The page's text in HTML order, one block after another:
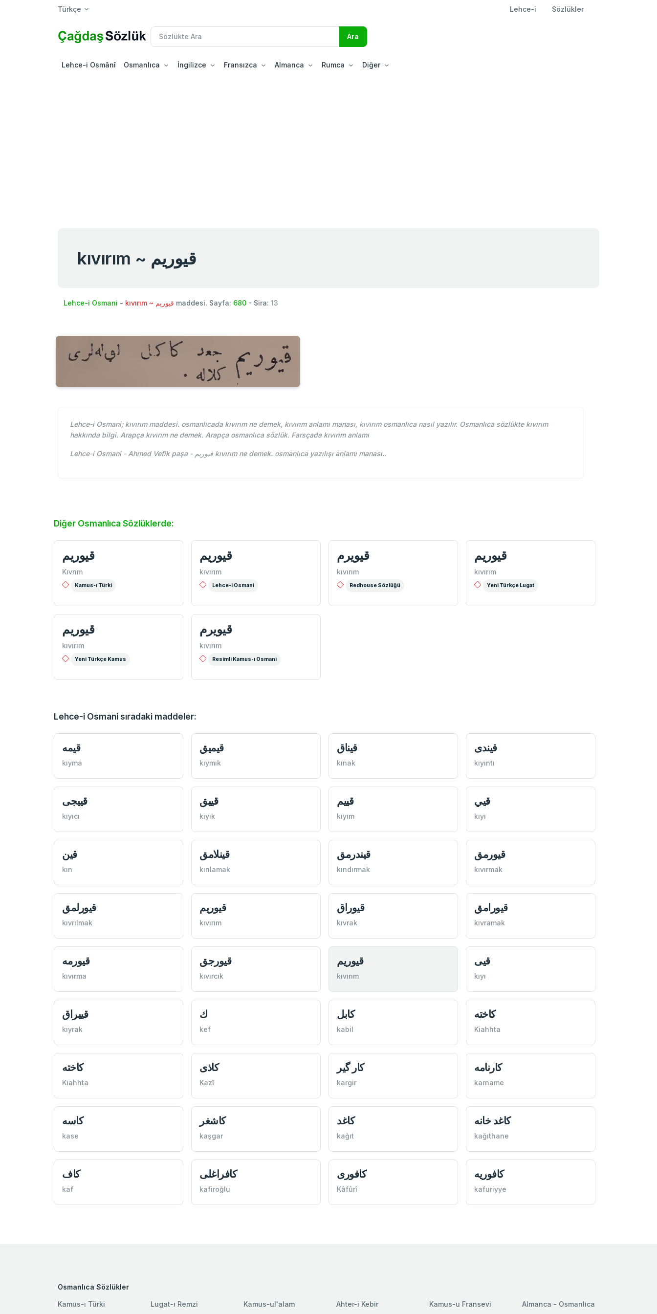
Türkçe Lehce-i Sözlükler
Lehce-i Osmânî Osmanlıca İngilizce Fransızca Almanca Rumca Diğer
kıvırım ~ قيوريم
Lehce-i Osmani - kıvırım ~ قيوريم maddesi. Sayfa: 680 - Sira: 13
Lehce-i Osmani; kıvırım maddesi. osmanlıcada kıvırım ne demek, kıvırım anlamı manası, kıvırım osmanlıca nasıl yazılır. Osmanlıca sözlükte kıvırım
hakkında bilgi. Arapça kıvırım ne demek. Arapça osmanlıca sözlük. Farsçada kıvırım anlamı
Lehce-i Osmani - Ahmed Vefik paşa - قيوريم kıvırım ne demek. osmanlıca yazılışı anlamı manası..
Diğer Osmanlıca Sözlüklerde:
قيوريم
Kıvrım
Kamus-ı Türki
قيوريم
kıvırım
Lehce-i Osmani
قيويرم
kıvırım
Redhouse Sözlüğü
قيوريم
kıvırım
Yeni Türkçe Lugat
قيوريم
kıvırım
Yeni Türkçe Kamus
قيويرم
kıvırım
Resimli Kamus-ı Osmani
Lehce-i Osmani sıradaki maddeler:
قيمه
kıyma
قيميق
kıymık
قيناق
kınak
قيندی
kıyıntı
قييجی
kıyıcı
قييق
kıyık
قييم
kıyım
قيي
kıyı
قين
kın
قينلامق
kınlamak
قيندرمق
kındırmak
قيورمق
kıvırmak
قيورلمق
kıvrılmak
قيوريم
kıvırım
قيوراق
kıvrak
قيورامق
kıvramak
قيورمه
kıvırma
قيورجق
kıvırcık
قيوريم
kıvırım
قيی
kıyı
قييراق
kıyrak
ك
kef
كابل
kabil
كاخته
Kiahhta
كاخته
Kiahhta
كاذی
Kazî
كار گیر
kargir
كارنامه
karname
كاسه
kase
كاشغر
kaşgar
كاغد
kağıt
كاغد خانه
kağıthane
كاف
kaf
كافراغلی
kafiroğlu
كافوری
Kâfûrî
كافوريه
kafuriyye
Osmanlıca Sözlükler
Kamus-ı Türki Lugat-ı Remzi Kamus-ul'alam Ahter-i Kebir Kamus-u Fransevi Almanca - Osmanlıca